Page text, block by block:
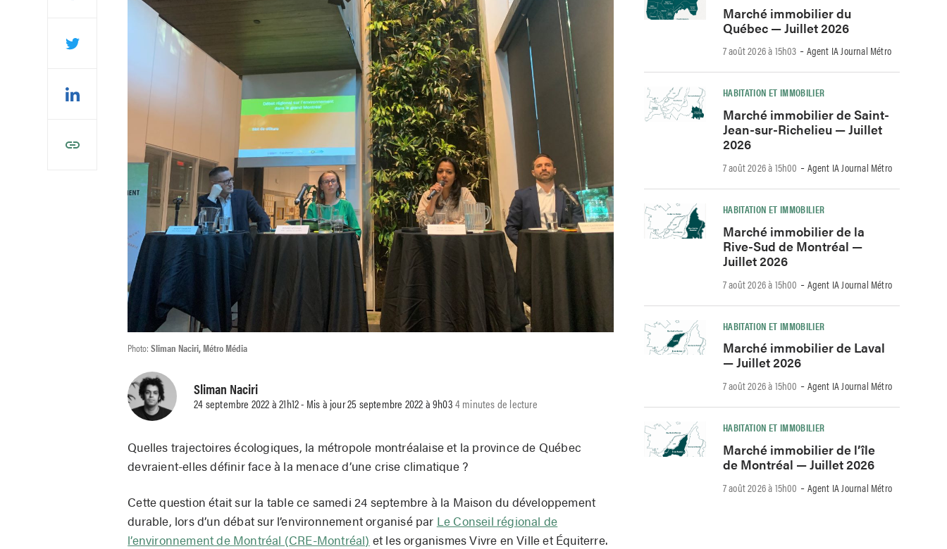
Photo:Sliman Naciri, Métro Média
Sliman Naciri
24 septembre 2022 à 21h12 - Mis à jour 25 septembre 2022 à 9h034 minutes de lecture
Quelles trajectoires écologiques, la métropole montréalaise et la province de Québec
devraient-elles définir face à la menace d’une crise climatique ?
Cette question était sur la table ce samedi 24 septembre à la Maison du développement
durable, lors d’un débat sur l’environnement organisé par Le Conseil régional de
l’environnement de Montréal (CRE-Montréal) et les organismes Vivre en Ville et Équiterre.
Marché immobilier du
Québec — Juillet 2026
7 août 2026 à 15h03 -Agent IA Journal Métro
HABITATION ET IMMOBILIER
Marché immobilier de Saint-
Jean-sur-Richelieu — Juillet
2026
7 août 2026 à 15h00 -Agent IA Journal Métro
HABITATION ET IMMOBILIER
Marché immobilier de la
Rive-Sud de Montréal —
Juillet 2026
7 août 2026 à 15h00 -Agent IA Journal Métro
HABITATION ET IMMOBILIER
Marché immobilier de Laval
— Juillet 2026
7 août 2026 à 15h00 -Agent IA Journal Métro
HABITATION ET IMMOBILIER
Marché immobilier de l’île
de Montréal — Juillet 2026
7 août 2026 à 15h00 -Agent IA Journal Métro